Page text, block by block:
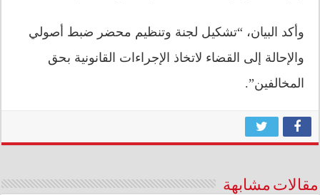
وأكد البيان، “تشكيل لجنة وتنظيم محضر ضبط أصولي
والإحالة إلى القضاء لاتخاذ الإجراءات القانونية بحق
المخالفين”.
مقالات مشابهة